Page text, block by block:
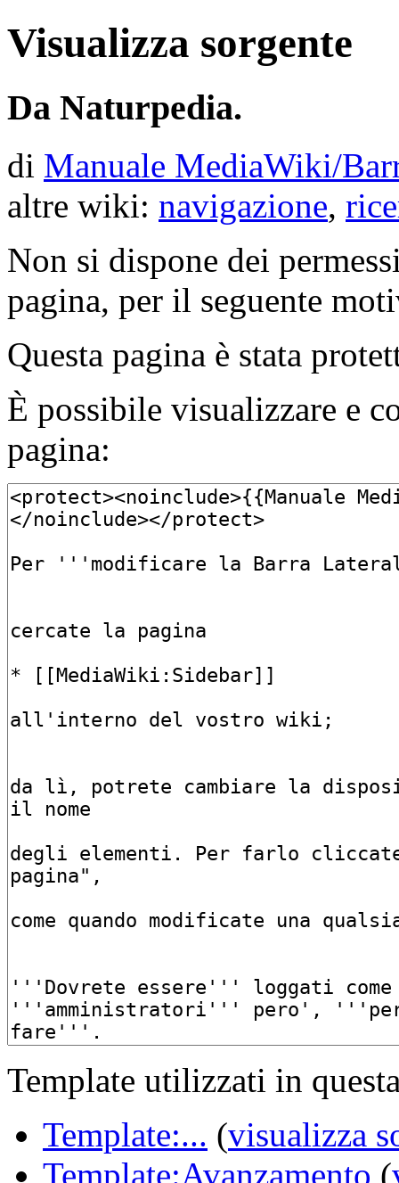
Visualizza sorgente
Da Naturpedia.
di Manuale MediaWiki/
altre wiki: navigazione,
Non si dispone dei
pagina, per il seguente
Questa pagina è stata
È possibile visualizzare e
pagina:
Template utilizzati in
Template:... (visualizza
Template:Avanzamento (